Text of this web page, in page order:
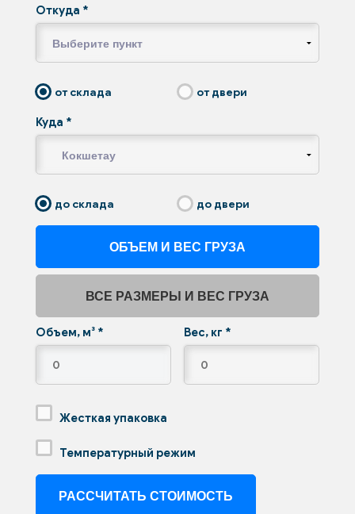
Откуда *
от склада от двери
Куда *
до склада до двери
ОБЪЕМ И ВЕС ГРУЗА
ВСЕ РАЗМЕРЫ И ВЕС ГРУЗА
Объем, м³ * Вес, кг *
Жесткая упаковка
Температурный режим